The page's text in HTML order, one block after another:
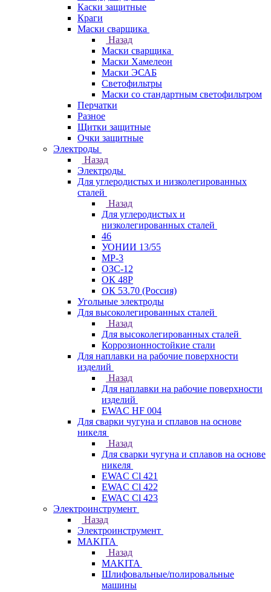
Каски защитные
Краги
Маски сварщика
Назад
Маски сварщика
Маски Хамелеон
Маски ЭСАБ
Светофильтры
Маски со стандартным светофильтром
Перчатки
Разное
Щитки защитные
Очки защитные
Электроды
Назад
Электроды
Для углеродистых и низколегированных
сталей
Назад
Для углеродистых и
низколегированных сталей
46
УОНИИ 13/55
МР-3
ОЗС-12
ОК 48Р
ОК 53.70 (Россия)
Угольные электроды
Для высоколегированных сталей
Назад
Для высоколегированных сталей
Коррозионностойкие стали
Для наплавки на рабочие поверхности
изделий
Назад
Для наплавки на рабочие поверхности
изделий
EWAC HF 004
Для сварки чугуна и сплавов на основе
никеля
Назад
Для сварки чугуна и сплавов на основе
никеля
EWAC Cl 421
EWAC Cl 422
EWAC Cl 423
Электроинструмент
Назад
Электроинструмент
МAKITA
Назад
МAKITA
Шлифовальные/полировальные
машины